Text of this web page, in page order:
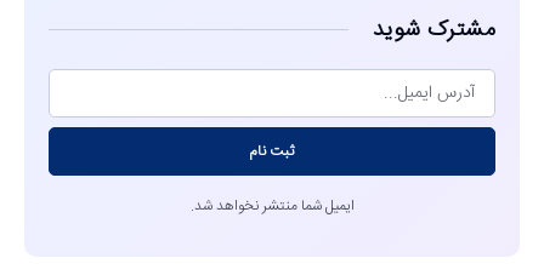
مشترک شوید
ثبت نام
ایمیل شما منتشر نخواهد شد.